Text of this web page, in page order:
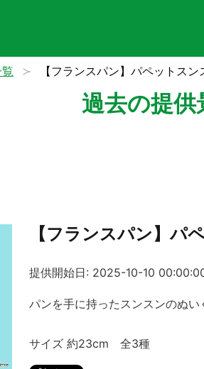
【フランスパン】パペットス
過去の提供
【フランスパン】
提供開始日: 2025-10-10
パンを手に持ったスンスンのぬい
サイズ 約23cm 全3種